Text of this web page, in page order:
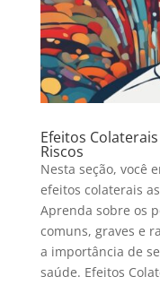
Efeitos
Riscos
Nesta seção, você
efeitos colaterais
Aprenda sobre os
comuns, graves e
a importância de
saúde. Efeitos